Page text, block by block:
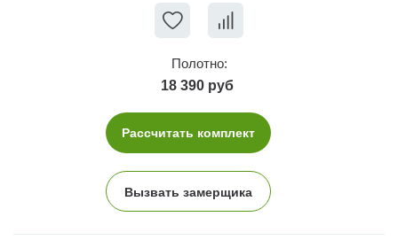
Полотно:
18 390 руб
Рассчитать комплект
Вызвать замерщика